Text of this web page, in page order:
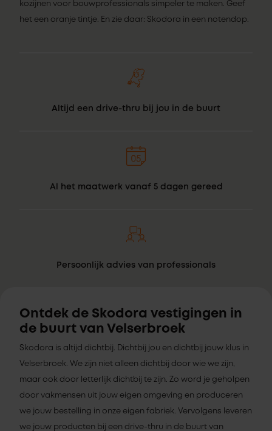
kozijnen voor bouwprofessionals simpeler te maken. Geef
het een oranje tintje. En zie daar: Skodora in een notendop.
Altijd een drive-thru bij jou in de buurt
Al het maatwerk vanaf 5 dagen gereed
Persoonlijk advies van professionals
Ontdek de Skodora vestigingen in
de buurt van Velserbroek
Skodora is altijd dichtbij. Dichtbij jou en dichtbij jouw klus in
Velserbroek. We zijn niet alleen dichtbij door wie we zijn,
maar ook door letterlijk dichtbij te zijn. Zo word je geholpen
door vakmensen uit jouw eigen omgeving en produceren
we jouw bestelling in onze eigen fabriek. Vervolgens leveren
we jouw producten bij een drive-thru in de buurt van